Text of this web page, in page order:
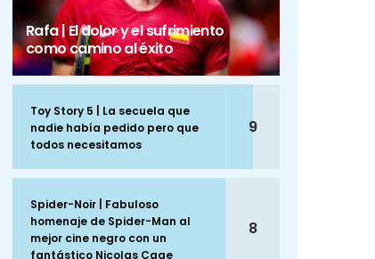
Rafa | El dolor y el sufrimiento
como camino al éxito
Toy Story 5 | La secuela que
nadie había pedido pero que
todos necesitamos
9
Spider-Noir | Fabuloso
homenaje de Spider-Man al
mejor cine negro con un
fantástico Nicolas Cage
8